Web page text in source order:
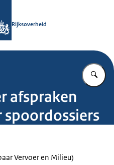
Rijksoverheid
afspraken
spoordossiers
Vervoer en Milieu)